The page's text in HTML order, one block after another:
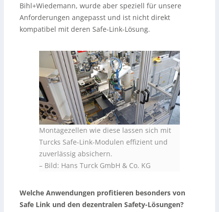
Bihl+Wiedemann, wurde aber speziell für unsere
Anforderungen angepasst und ist nicht direkt
kompatibel mit deren Safe-Link-Lösung.
Montagezellen wie diese lassen sich mit
Turcks Safe-Link-Modulen effizient und
zuverlässig absichern.
– Bild: Hans Turck GmbH & Co. KG
Welche Anwendungen profitieren besonders von
Safe Link und den dezentralen Safety-Lösungen?